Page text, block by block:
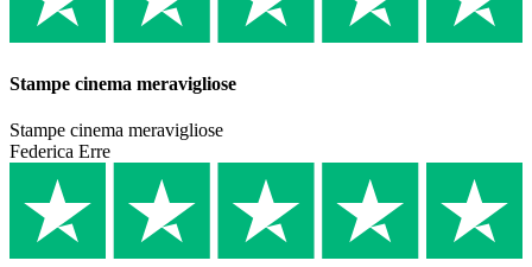
Stampe cinema meravigliose
Stampe cinema meravigliose
Federica Erre